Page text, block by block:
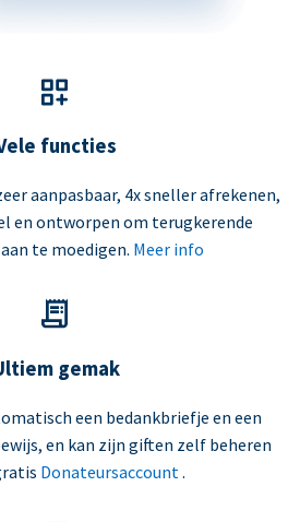
functies
aanpasbaar, 4x sneller afrekenen,
en ontworpen om terugkerende
te moedigen. Meer info
gemak
een bedankbriefje en een
en kan zijn giften zelf beheren
Donateursaccount.